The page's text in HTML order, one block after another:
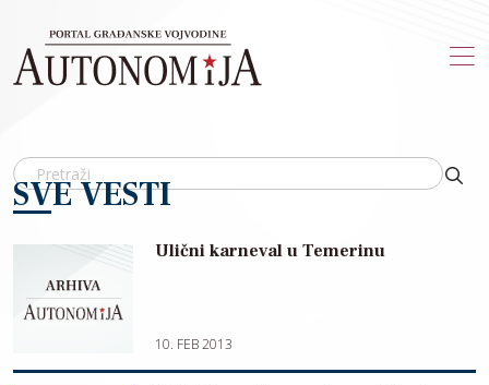
SVE VESTI
Ulični karneval u Temerinu
10. FEB 2013